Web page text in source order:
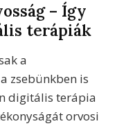
– Így
terápiák
a
zsebünkben is
digitális terápia
orvosi